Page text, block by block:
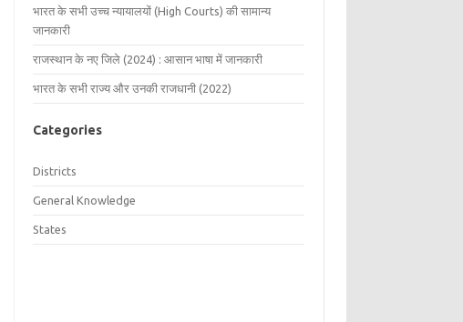
भारत के सभी उच्च न्यायालयों (High Courts) की सामान्य
जानकारी
राजस्थान के नए जिले (2024) : आसान भाषा में जानकारी
भारत के सभी राज्य और उनकी राजधानी (2022)
Categories
Districts
General Knowledge
States